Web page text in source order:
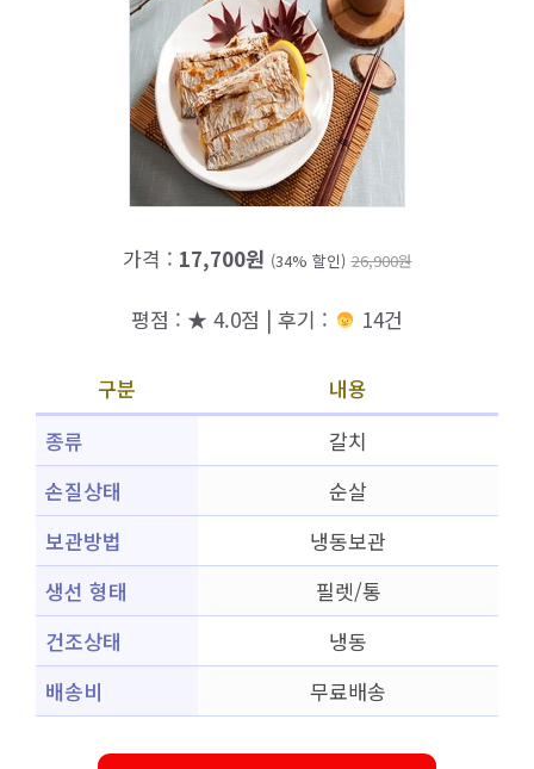
가격 : 17,700원 (34% 할인) 26,900원
평점 : ★ 4.0점 | 후기 : 14건
구분
내용
종류
갈치
손질상태
순살
보관방법
냉동보관
생선 형태
필렛/통
건조상태
냉동
배송비
무료배송